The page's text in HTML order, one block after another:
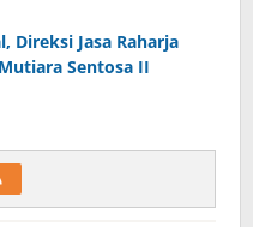
Direksi Jasa Raharja
Sentosa II